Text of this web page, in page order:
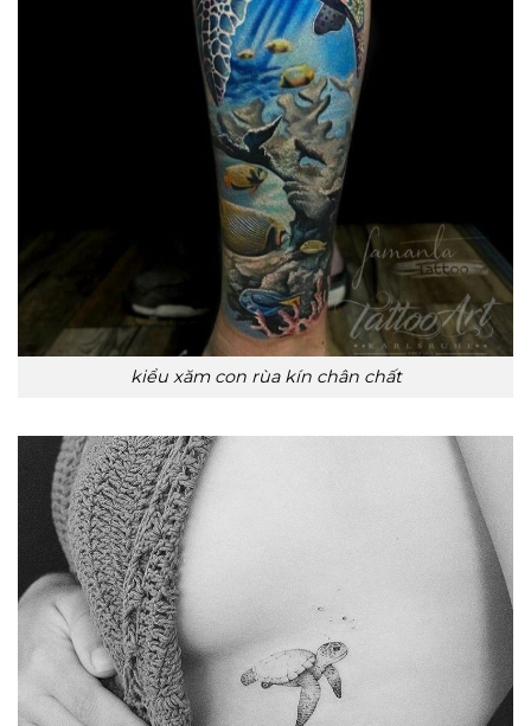
kiểu xăm con rùa kín chân chất